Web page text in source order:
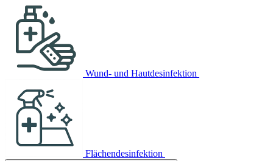
Wund- und Hautdesinfektion
Flächendesinfektion